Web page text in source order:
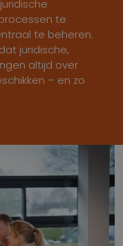
te
te beheren.
juridische,
altijd over
– en zo